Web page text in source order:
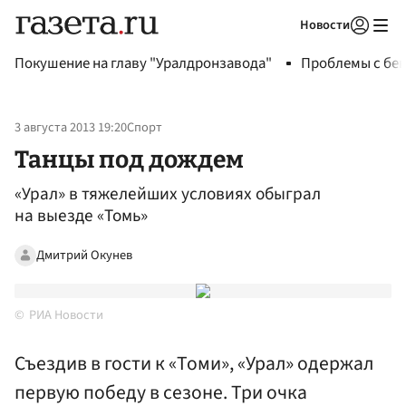
Новости
Покушение на главу "Уралдронзавода" Проблемы с
3 августа 2013 19:20Спорт
Танцы под дождем
«Урал» в тяжелейших условиях обыграл
на выезде «Томь»
Дмитрий Окунев
РИА Новости
Съездив в гости к «Томи», «Урал» одержал
первую победу в сезоне. Три очка